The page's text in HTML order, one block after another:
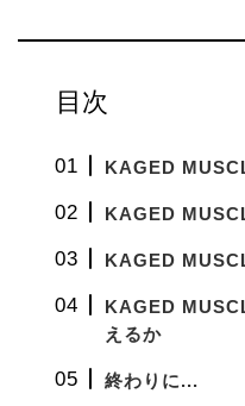
目次
KAGED
KAGED
KAGED
KAGED
えるか
終わりに...